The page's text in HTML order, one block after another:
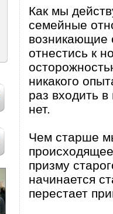
Как мы
семейные
возникающие
отнестись к
никакого
раз входить
нет.
Чем старше
призму
начинается
перестает